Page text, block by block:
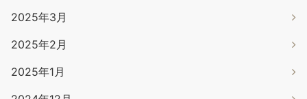
2025年3月
2025年2月
2025年1月